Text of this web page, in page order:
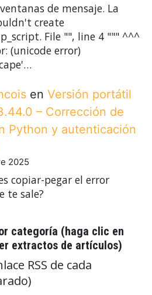
de mensaje. La
create
File "", line 4 """ ^^^
(unicode error)
en Versión portátil
– Corrección de
Python y autenticación
2025
copiar-pegar el error
te sale?
categoría (haga clic en
extractos de artículos)
RSS de cada